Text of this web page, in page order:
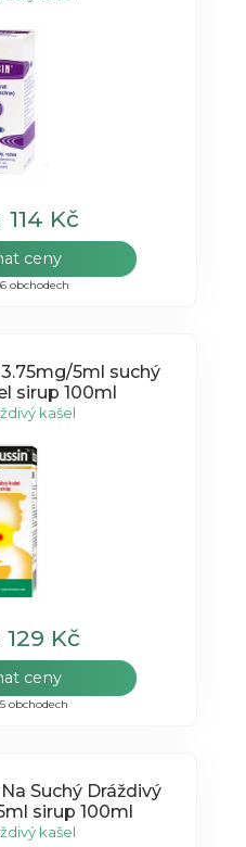
114 Kč
ceny
obchodech
5ml suchý
sirup 100ml
kašel
129 Kč
ceny
obchodech
Suchý Dráždivý
sirup 100ml
kašel